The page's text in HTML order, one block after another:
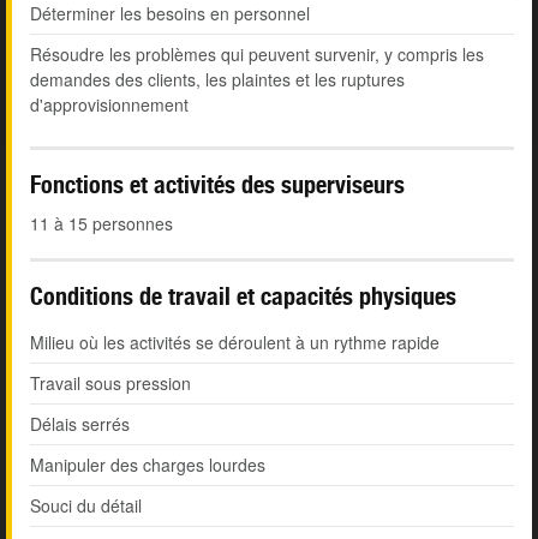
Déterminer les besoins en personnel
Résoudre les problèmes qui peuvent survenir, y compris les
demandes des clients, les plaintes et les ruptures
d'approvisionnement
Fonctions et activités des superviseurs
11 à 15 personnes
Conditions de travail et capacités physiques
Milieu où les activités se déroulent à un rythme rapide
Travail sous pression
Délais serrés
Manipuler des charges lourdes
Souci du détail